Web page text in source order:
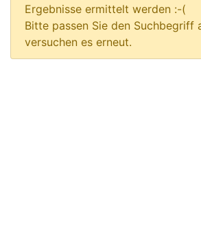
Ergebnisse ermittelt werden :-(
Bitte passen Sie den Suchbegriff
versuchen es erneut.